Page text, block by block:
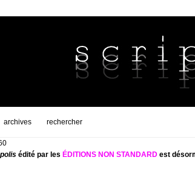
archives rechercher
édité par les ÉDITIONS NON STANDARDest